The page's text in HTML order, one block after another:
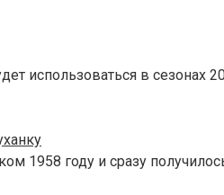
использоваться в сезонах
1958 году и сразу